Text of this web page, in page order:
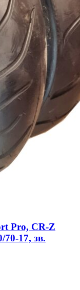
Pro, CR-Z
17, зв.